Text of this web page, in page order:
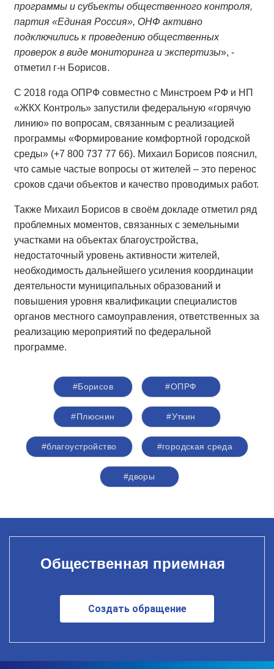
программы и субъекты общественного контроля,
партия «Единая Россия», ОНФ активно
подключились к проведению общественных
проверок в виде мониторинга и экспертизы», -
отметил г-н Борисов.
С 2018 года ОПРФ совместно с Минстроем РФ и НП
«ЖКХ Контроль» запустили федеральную «горячую
линию» по вопросам, связанным с реализацией
программы «Формирование комфортной городской
среды» (+7 800 737 77 66). Михаил Борисов пояснил,
что самые частые вопросы от жителей – это перенос
сроков сдачи объектов и качество проводимых работ.
Также Михаил Борисов в своём докладе отметил ряд
проблемных моментов, связанных с земельными
участками на объектах благоустройства,
недостаточный уровень активности жителей,
необходимость дальнейшего усиления координации
деятельности муниципальных образований и
повышения уровня квалификации специалистов
органов местного самоуправления, ответственных за
реализацию мероприятий по федеральной
программе.
#Борисов #ОПРФ
#Плюснин #Уткин
#благоустройство #городская среда
#дворы
Общественная приемная
Создать обращение